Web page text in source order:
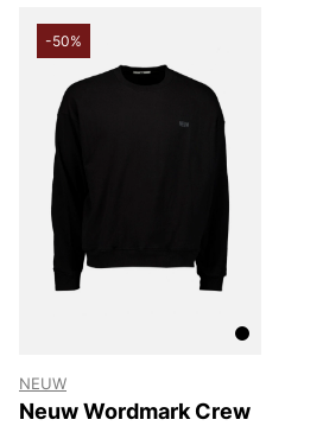
Andre populære mærker:
NN07
Björn Borg
Replay
Oscar Jacobson
-50%
NEUW
Neuw Wordmark Crew